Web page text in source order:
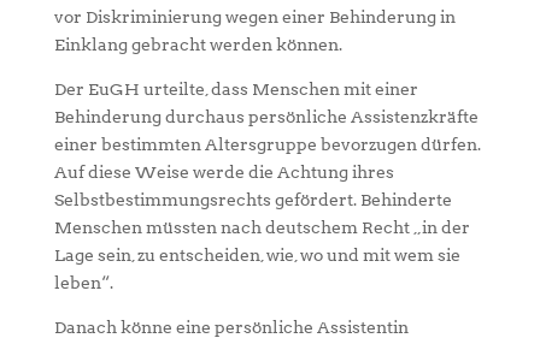
vor Diskriminierung wegen einer Behinderung in
Einklang gebracht werden können.
Der EuGH urteilte, dass Menschen mit einer
Behinderung durchaus persönliche Assistenzkräfte
einer bestimmten Altersgruppe bevorzugen dürfen.
Auf diese Weise werde die Achtung ihres
Selbstbestimmungsrechts gefördert. Behinderte
Menschen müssten nach deutschem Recht „in der
Lage sein, zu entscheiden, wie, wo und mit wem sie
leben“.
Danach könne eine persönliche Assistentin